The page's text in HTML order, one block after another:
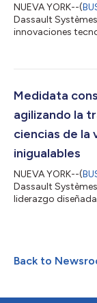
NUEVA YORK--(
Dassault
innovaciones
ámbito de las
socios de todo el
más inteligentes y
Medidata
agilizando la
ciencias de la
inigualables
NUEVA YORK--(
Dassault
liderazgo
de los objetivos y
mejorar la
través de la
Back to